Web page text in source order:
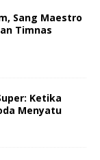
Sang Maestro
Timnas
Ketika
Menyatu